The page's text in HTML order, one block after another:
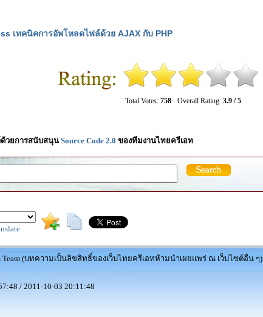
เทคนิคการอัพโหลดไฟล์ด้วย AJAX กับ PHP
Total Votes: 758 Overall Rating: 3.9 / 5
วยการสนับสนุน Source Code 2.0 ของทีมงานไทยครีเอท
Team (บทความเป็นลิขสิทธิ์ของเว็บไทยครีเอทห้ามนำเผยแพร่ ณ เว็บไซต์อื่น ๆ)
/ 2011-10-03 20:11:48